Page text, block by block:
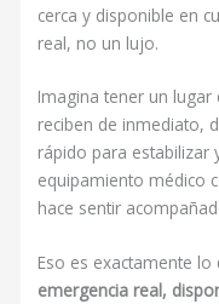
cerca y disponible en
real, no un lujo.
Imagina tener un
reciben de inmediato,
rápido para estabilizar
equipamiento médico
hace sentir
Eso es exactamente
emergencia real,